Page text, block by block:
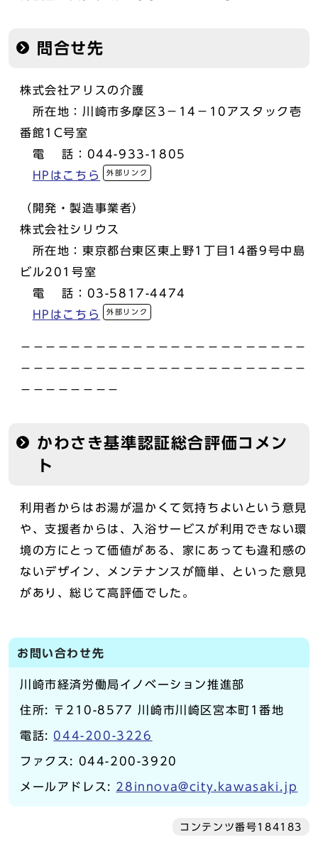
問合せ先
株式会社アリスの介護
所在地：川崎市多摩区3－14－10アスタック壱
番館1C号室
電 話：044-933-1805
HPはこちら
外部リンク
（開発・製造事業者）
株式会社シリウス
所在地：東京都台東区東上野1丁目14番9号中島
ビル201号室
電 話：03-5817-4474
HPはこちら
外部リンク
－－－－－－－－－－－－－－－－－－－－－－－
－－－－－－－－－－－－－－－－－－－－－－－
－－－－－－－－
かわさき基準認証総合評価コメン
ト
利用者からはお湯が温かくて気持ちよいという意見
や、支援者からは、入浴サービスが利用できない環
境の方にとって価値がある、家にあっても違和感の
ないデザイン、メンテナンスが簡単、といった意見
があり、総じて高評価でした。
お問い合わせ先
川崎市経済労働局イノベーション推進部
住所: 〒210-8577 川崎市川崎区宮本町1番地
電話: 044-200-3226
ファクス: 044-200-3920
メールアドレス: 28innova@city.kawasaki.jp
コンテンツ番号184183